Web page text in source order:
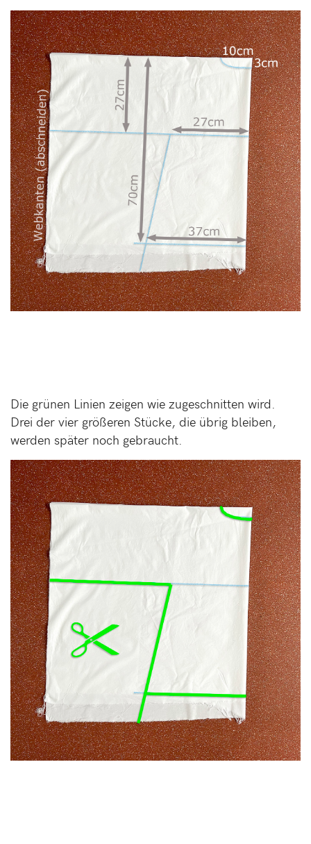
Die grünen Linien zeigen wie zugeschnitten wird.
Drei der vier größeren Stücke, die übrig bleiben,
werden später noch gebraucht.